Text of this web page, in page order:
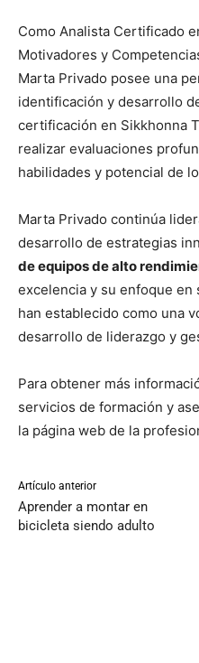
Como Analista Certificado
Motivadores y
Marta Privado posee una
identificación y desarrollo
certificación en Sikkhonna
realizar evaluaciones
habilidades y potencial de
Marta Privado continúa
desarrollo de estrategias
de equipos de alto
excelencia y su enfoque
han establecido como una
desarrollo de liderazgo y
Para obtener más
servicios de formación y
la página web de la
Artículo anterior
Aprender a montar en
bicicleta siendo adulto